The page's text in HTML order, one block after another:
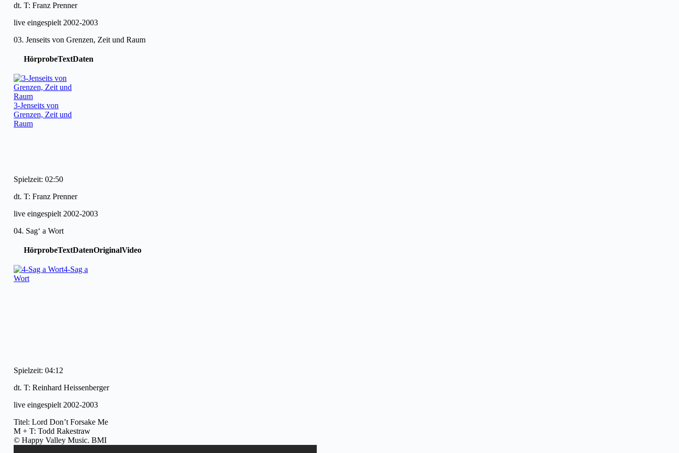
dt. T: Franz Prenner
live eingespielt 2002-2003
03. Jenseits von Grenzen, Zeit und Raum
HörprobeTextDaten
3-Jenseits von
Grenzen, Zeit und
Raum
Spielzeit: 02:50
dt. T: Franz Prenner
live eingespielt 2002-2003
04. Sag‘ a Wort
HörprobeTextDatenOriginalVideo
4-Sag a
Wort
Spielzeit: 04:12
dt. T: Reinhard Heissenberger
live eingespielt 2002-2003
Titel: Lord Don’t Forsake Me
M + T: Todd Rakestraw
© Happy Valley Music. BMI